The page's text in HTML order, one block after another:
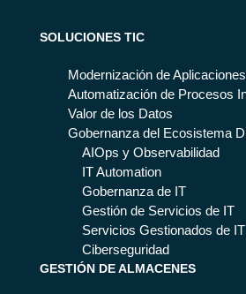
SOLUCIONES TIC
Modernización de Aplicaciones
Automatización de Procesos
Valor de los Datos
Gobernanza del Ecosistema
AIOps y Observabilidad
IT Automation
Gobernanza de IT
Gestión de Servicios de IT
Servicios Gestionados de IT
Ciberseguridad
GESTIÓN DE ALMACENES